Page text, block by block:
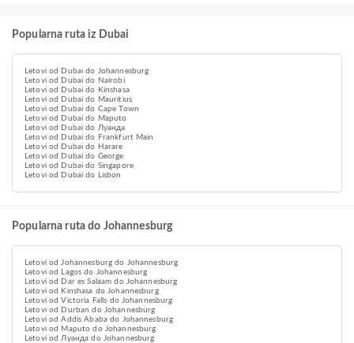
Popularna ruta iz Dubai
Letovi od Dubai do Johannesburg
Letovi od Dubai do Nairobi
Letovi od Dubai do Kinshasa
Letovi od Dubai do Mauritius
Letovi od Dubai do Cape Town
Letovi od Dubai do Maputo
Letovi od Dubai do Луанда
Letovi od Dubai do Frankfurt Main
Letovi od Dubai do Harare
Letovi od Dubai do George
Letovi od Dubai do Singapore
Letovi od Dubai do Lisbon
Popularna ruta do Johannesburg
Letovi od Johannesburg do Johannesburg
Letovi od Lagos do Johannesburg
Letovi od Dar es Salaam do Johannesburg
Letovi od Kinshasa do Johannesburg
Letovi od Victoria Falls do Johannesburg
Letovi od Durban do Johannesburg
Letovi od Addis Ababa do Johannesburg
Letovi od Maputo do Johannesburg
Letovi od Луанда do Johannesburg